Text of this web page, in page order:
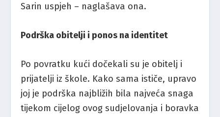
Sarin uspjeh – naglašava ona.
Podrška obitelji i ponos na identitet
Po povratku kući dočekali su je obitelj i
prijatelji iz škole. Kako sama ističe, upravo
joj je podrška najbližih bila najveća snaga
tijekom cijelog ovog sudjelovanja i boravka